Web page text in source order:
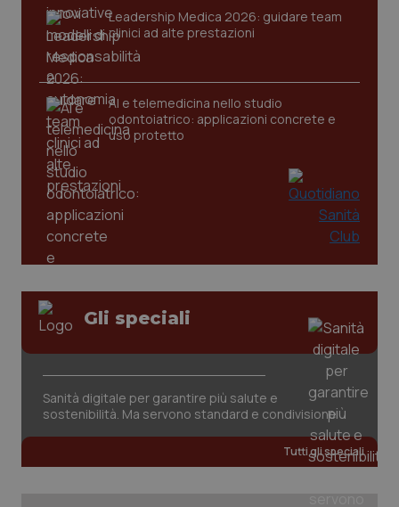
Leadership Medica 2026: guidare team
clinici ad alte prestazioni
AI e telemedicina nello studio
odontoiatrico: applicazioni concrete e
uso protetto
Gli speciali
Sanità digitale per garantire più salute e
sostenibilità. Ma servono standard e condivisione
Tutti gli speciali
www.quotidianosanita.it